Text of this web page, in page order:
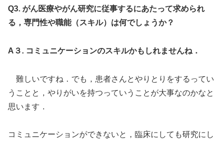
Q3. がん医療やがん研究に従事するにあたって求められ
る，専門性や職能（スキル）は何でしょうか？
A３. コミュニケーションのスキルかもしれませんね．
難しいですね．でも，患者さんとやりとりをするってい
うことと，やりがいを持つっていうことが大事なのかなと
思います．
コミュニケーションができないと，臨床にしても研究にし